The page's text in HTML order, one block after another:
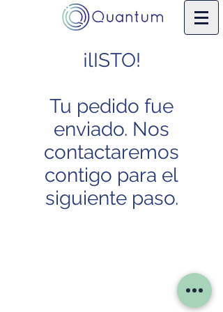
¡lISTO!
Tu pedido fue
enviado. Nos
contactaremos
contigo para el
siguiente paso.